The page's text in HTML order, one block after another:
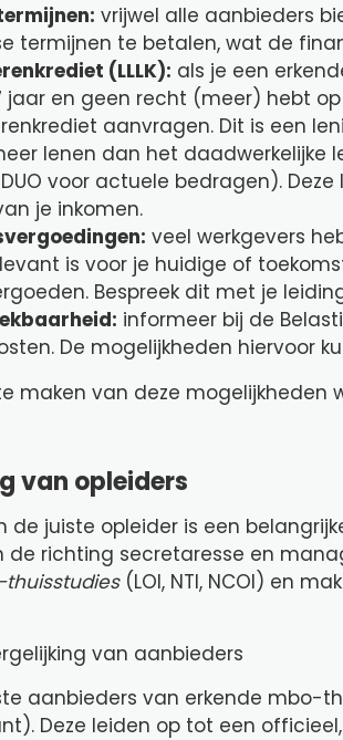
vrijwel alle aanbieders
termijnen te betalen, wat de
(LLLK): als je een
jaar en geen recht (meer) hebt
aanvragen. Dit is een
lenen dan het
voor actuele bedragen).
je inkomen.
veel werkgevers
is voor je huidige of
Bespreek dit met je
informeer bij de
De mogelijkheden hiervoor
maken van deze
van opleiders
de juiste opleider is een
de richting secretaresse en
(LOI, NTI, NCOI) en
van aanbieders
aanbieders van erkende mbo-
Deze leiden op tot een